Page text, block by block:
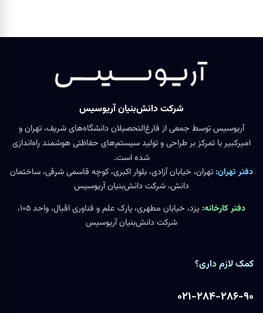
شرکت دانش‌بنیان آریوسیس
آریوسیس توسط جمعی از فارغ‌التحصیلان دانشگاه‌های شریف، تهران و
امیرکبیر با تمرکز بر طراحی و تولید سیستم‌های حفاظتی هوشمند راه‌اندازی
شده است.
دفتر تهران: تهران، خیابان آزادی، بلوار اکبری، کوچه قاسمی شرقی، ساختمان
دانش، شرکت دانش‌بنیان آریوسیس
دفتر کارخانه:
یزد، خیابان مطهری، پارک علم و فناوری اقبال، واحد ۱۰۵،
شرکت دانش‌بنیان آریوسیس
کمک لازم داری؟
۰۲۱-۲۸۴-۲۸۶-۹۰